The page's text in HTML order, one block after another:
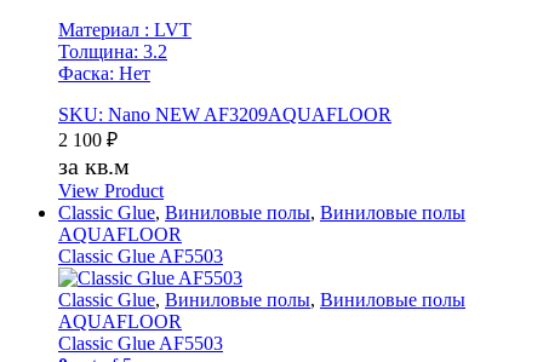
Материал : LVT
Толщина: 3.2
Фаска: Нет
SKU: Nano NEW AF3209AQUAFLOOR
2 100 ₽
за кв.м
View Product
Classic Glue, Виниловые полы, Виниловые полы
AQUAFLOOR
Classic Glue AF5503
Classic Glue, Виниловые полы, Виниловые полы
AQUAFLOOR
Classic Glue AF5503